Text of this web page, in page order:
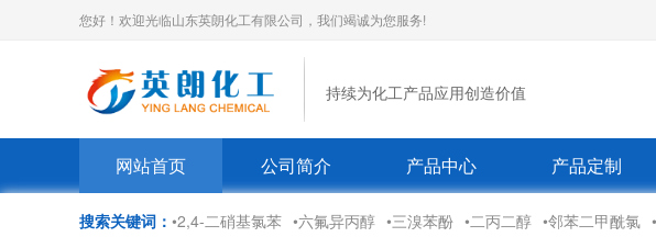
您好！欢迎光临山东英朗化工有限公司，我们竭诚为您服务!
持续为化工产品应用创造价值
网站首页 公司简介 产品中心 产品定制
搜索关键词： •2,4-二硝基氯苯 •六氟异丙醇 •三溴苯酚 •二丙二醇 •邻苯二甲酰氯